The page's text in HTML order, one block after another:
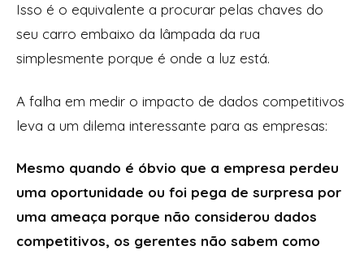
Isso é o equivalente a procurar pelas chaves do
seu carro embaixo da lâmpada da rua
simplesmente porque é onde a luz está.
A falha em medir o impacto de dados competitivos
leva a um dilema interessante para as empresas:
Mesmo quando é óbvio que a empresa perdeu
uma oportunidade ou foi pega de surpresa por
uma ameaça porque não considerou dados
competitivos, os gerentes não sabem como